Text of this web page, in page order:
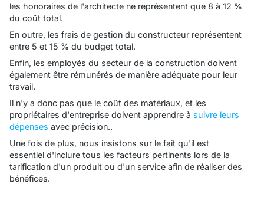
les honoraires de l'architecte ne représentent que 8 à 12 %
du coût total.
En outre, les frais de gestion du constructeur représentent
entre 5 et 15 % du budget total.
Enfin, les employés du secteur de la construction doivent
également être rémunérés de manière adéquate pour leur
travail.
Il n'y a donc pas que le coût des matériaux, et les
propriétaires d'entreprise doivent apprendre à suivre leurs
dépenses avec précision..
Une fois de plus, nous insistons sur le fait qu'il est
essentiel d'inclure tous les facteurs pertinents lors de la
tarification d'un produit ou d'un service afin de réaliser des
bénéfices.